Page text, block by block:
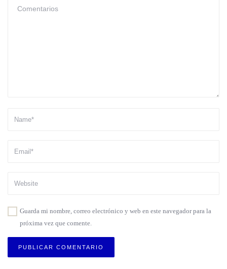
Guarda mi nombre, correo electrónico y web en este navegador para la
próxima vez que comente.